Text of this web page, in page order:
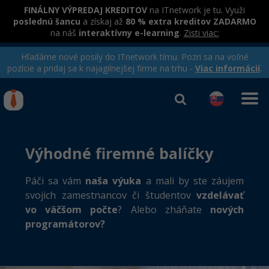
FINÁLNY VÝPREDAJ KREDITOV na ITnetwork je tu. Využi
poslednú šancu a získaj až 80 % extra kreditov ZADARMO
na náš interaktívny e-learning. Zisti viac:
Hľadáme nové posily do ITnetwork tímu. Pozri sa na voľné
pozície a pridaj sa k najagilnejšej firme na trhu - Viac informácií.
Rekvalifikačné kurzy
hradené úradom práce
IT e-learning
Kurzy programovania
Ako začať?
Java -80%
Kurzy e-commerce
Testovanie softvéru
Blog
Médiá
Prihlásiť sa Registrovať
Výhodné firemné balíčky
Páči sa vám naša výuka a mali by ste záujem
svojich zamestnancov či študentov vzdelávať
vo väčšom počte? Alebo zháňate nových
programátorov?